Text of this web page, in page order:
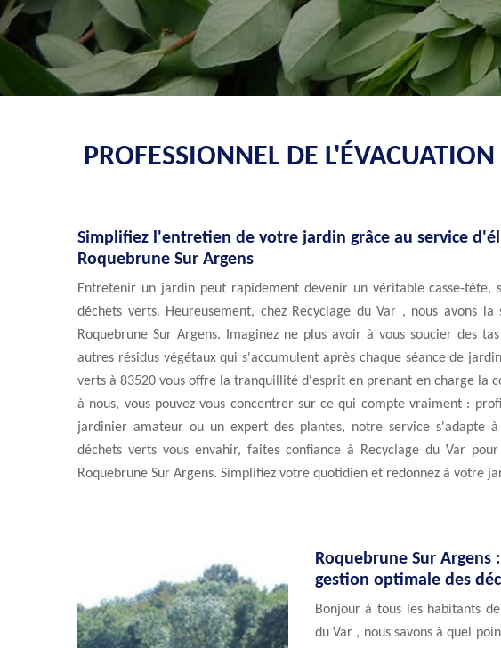
PROFESSIONNEL DE
Simplifiez l'entretien de votre jardin grâce au service
Roquebrune Sur Argens
Entretenir un jardin peut rapidement devenir un véritable casse-tête,
déchets verts. Heureusement, chez Recyclage du Var , nous avons
Roquebrune Sur Argens. Imaginez ne plus avoir à vous soucier des
autres résidus végétaux qui s'accumulent après chaque séance de
verts à 83520 vous offre la tranquillité d'esprit en prenant en charge la
à nous, vous pouvez vous concentrer sur ce qui compte vraiment :
jardinier amateur ou un expert des plantes, notre service s'adapte à
déchets verts vous envahir, faites confiance à Recyclage du Var
Roquebrune Sur Argens. Simplifiez votre quotidien et redonnez à votre
Roquebrune Sur Argens
gestion optimale des
Bonjour à tous les habitants
du Var , nous savons à quel